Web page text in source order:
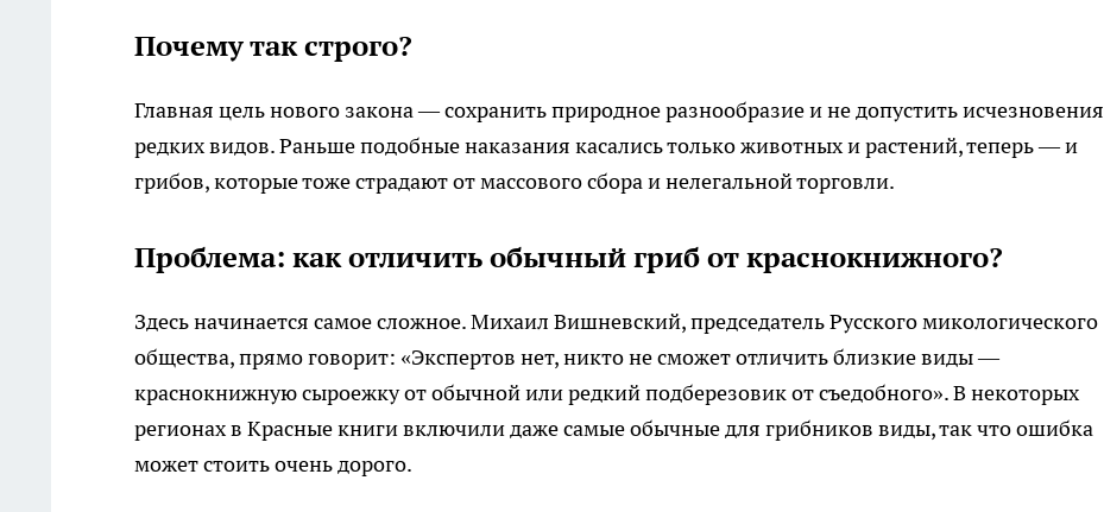
Почему так строго?
Главная цель нового закона — сохранить природное разнообразие и не допустить исчезновения
редких видов. Раньше подобные наказания касались только животных и растений, теперь — и
грибов, которые тоже страдают от массового сбора и нелегальной торговли.
Проблема: как отличить обычный гриб от краснокнижного?
Здесь начинается самое сложное. Михаил Вишневский, председатель Русского микологического
общества, прямо говорит: «Экспертов нет, никто не сможет отличить близкие виды —
краснокнижную сыроежку от обычной или редкий подберезовик от съедобного». В некоторых
регионах в Красные книги включили даже самые обычные для грибников виды, так что ошибка
может стоить очень дорого.